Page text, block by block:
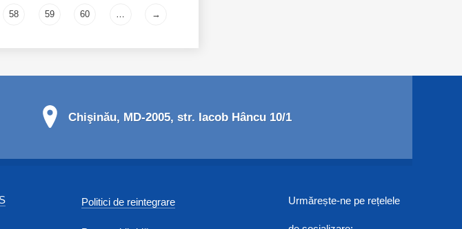
58 59 60 … →
Chişinău, MD-2005, str. Iacob Hâncu 10/1
Politici de reintegrare Urmărește-ne pe rețelele